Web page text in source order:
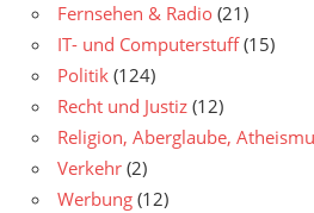
Fernsehen & Radio (21)
IT- und Computerstuff(15)
Politik (124)
Recht und Justiz (12)
Religion, Aberglaube,
Verkehr (2)
Werbung (12)